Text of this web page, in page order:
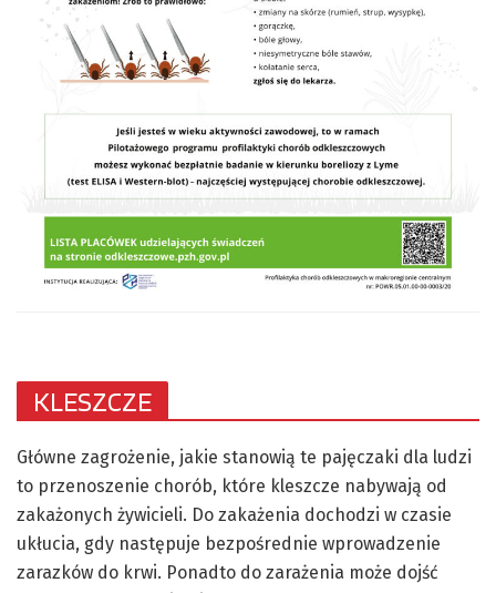
KLESZCZE
Główne zagrożenie, jakie stanowią te pajęczaki dla ludzi
to przenoszenie chorób, które kleszcze nabywają od
zakażonych żywicieli. Do zakażenia dochodzi w czasie
ukłucia, gdy następuje bezpośrednie wprowadzenie
zarazków do krwi. Ponadto do zarażenia może dojść